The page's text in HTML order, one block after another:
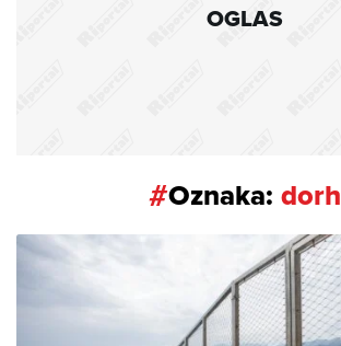
OGLAS
#Oznaka: dorh